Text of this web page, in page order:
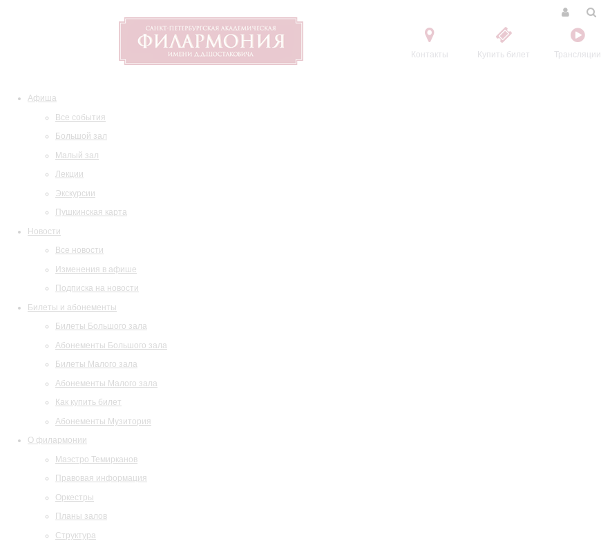
Контакты Купить билет Трансляции
Афиша
Все события
Большой зал
Малый зал
Лекции
Экскурсии
Пушкинская карта
Новости
Все новости
Изменения в афише
Подписка на новости
Билеты и абонементы
Билеты Большого зала
Абонементы Большого зала
Билеты Малого зала
Абонементы Малого зала
Как купить билет
Абонементы Музитория
О филармонии
Маэстро Темирканов
Правовая информация
Оркестры
Планы залов
Структура